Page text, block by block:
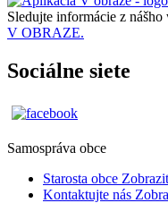
Sledujte informácie z nášho
V OBRAZE.
Sociálne siete
Samospráva obce
Starosta obce
Kontaktujte nás